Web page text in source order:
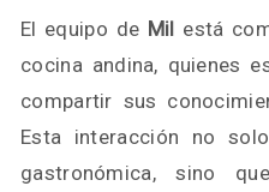
El equipo de Mil está
cocina andina, quienes
compartir sus
Esta interacción no
gastronómica, sino